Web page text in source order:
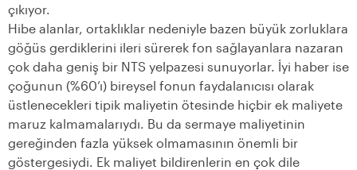
çıkıyor.
Hibe alanlar, ortaklıklar nedeniyle bazen büyük zorluklara
göğüs gerdiklerini ileri sürerek fon sağlayanlara nazaran
çok daha geniş bir NTS yelpazesi sunuyorlar. İyi haber ise
çoğunun (%60’ı) bireysel fonun faydalanıcısı olarak
üstlenecekleri tipik maliyetin ötesinde hiçbir ek maliyete
maruz kalmamalarıydı. Bu da sermaye maliyetinin
gereğinden fazla yüksek olmamasının önemli bir
göstergesiydi. Ek maliyet bildirenlerin en çok dile